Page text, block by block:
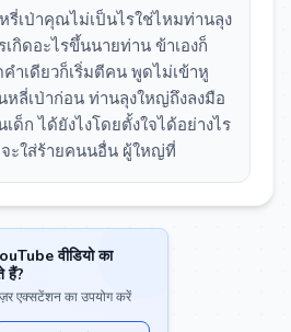
เป่าคุณไม่เป็นไรใช่ไหมท่านลุง
กิดอะไรขึ้นนายท่าน ข้าเองก็
ำเดียวก็เริ่มตีคน พูดไม่เข้าหู
หลี่เป่าก่อน ท่านลุงใหญ่ถึงลงมือ
ด็ก ได้ยังไงโดยตั้งใจได้อย่างไร
ะใส่ร้ายคนนอื่น ผู้ใหญ่ที่
वीडियो का
हैं?
एक्सटेंशन का उपयोग करें